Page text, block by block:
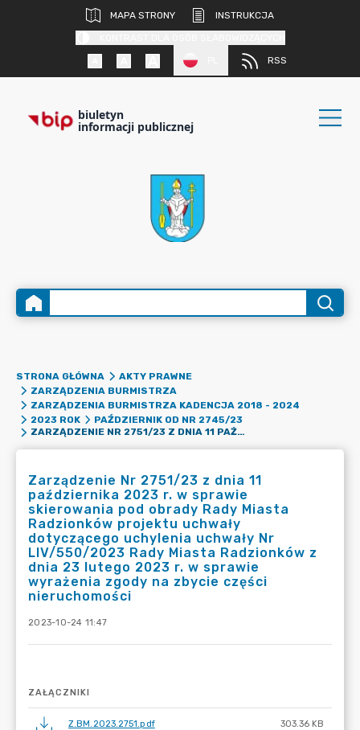
MAPA STRONY
INSTRUKCJA
RSS
biuletyn
informacji publicznej
STRONA GŁÓWNA
AKTY PRAWNE
ZARZĄDZENIA BURMISTRZA
ZARZĄDZENIA BURMISTRZA KADENCJA 2018 - 2024
2023 ROK
PAŹDZIERNIK OD NR 2745/23
ZARZĄDZENIE NR 2751/23 Z DNIA 11 PAŹDZIERNIKA 2023 R. W SPRAWIE SKIEROWANIA POD OBRADY RADY MIASTA RADZIONKÓW PROJEKTU UCHWAŁY DOTYCZĄCEGO UCHYLENIA UCHWAŁY NR LIV/550/2023 RADY MIASTA RADZIONKÓW Z DNIA 23 LUTEGO 2023 R. W SPRAWIE WYRAŻENIA ZGODY NA ZBYCIE CZĘŚCI NIERUCHOMOŚCI
Zarządzenie Nr 2751/23 z dnia 11
października 2023 r. w sprawie
skierowania pod obrady Rady Miasta
Radzionków projektu uchwały
dotyczącego uchylenia uchwały Nr
LIV/550/2023 Rady Miasta Radzionków z
dnia 23 lutego 2023 r. w sprawie
wyrażenia zgody na zbycie części
nieruchomości
2023-10-24 11:47
ZAŁĄCZNIKI
Z.BM.2023.2751.pdf 303.36 KB